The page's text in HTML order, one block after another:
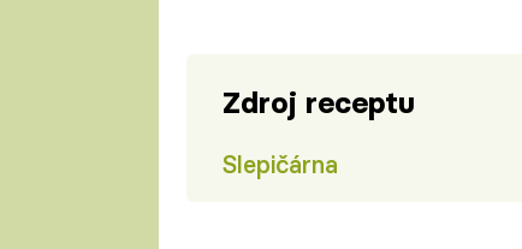
Zdroj receptu
Slepičárna